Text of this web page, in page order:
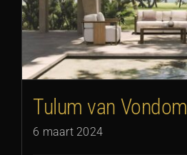
Tulum van Vondom
6 maart 2024